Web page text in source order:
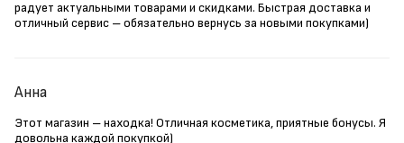
радует актуальными товарами и скидками. Быстрая доставка и
отличный сервис – обязательно вернусь за новыми покупками)
Анна
Этот магазин – находка! Отличная косметика, приятные бонусы. Я
довольна каждой покупкой)